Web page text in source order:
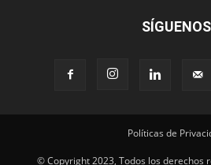
SÍGUENOS
Políticas de
© Copyright 2023, Todos los derechos